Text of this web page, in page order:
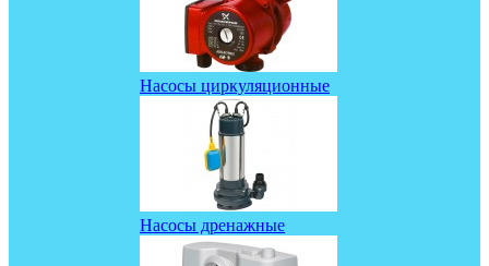
Насосы циркуляционные
Насосы дренажные